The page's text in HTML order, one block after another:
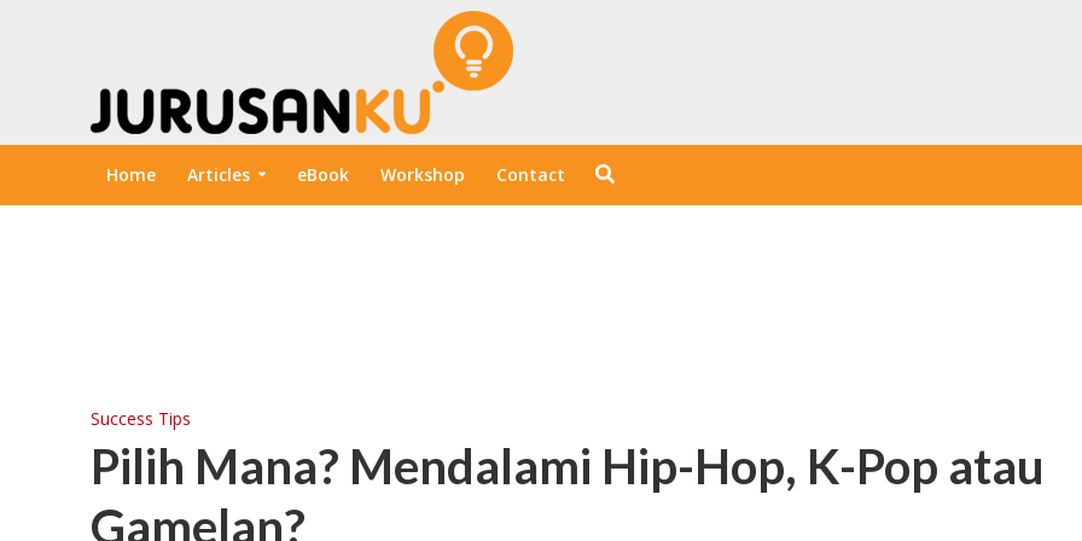
Home Articles eBook Workshop Contact
Success Tips
Pilih Mana? Mendalami Hip-Hop, K-Pop atau
Gamelan?